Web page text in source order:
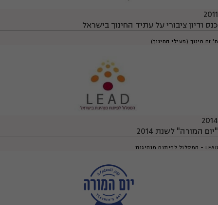
2011
כנס ודיון ציבורי על עתיד החינוך בישראל
ח' זה חינוך (פעילי החינוך)
2014
"יום המורה" לשנת 2014
LEAD - המסלול לפיתוח מנהיגות